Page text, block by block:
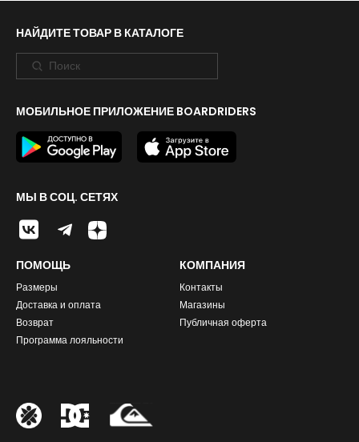
НАЙДИТЕ ТОВАР В КАТАЛОГЕ
МОБИЛЬНОЕ ПРИЛОЖЕНИЕ BOARDRIDERS
МЫ В СОЦ. СЕТЯХ
ПОМОЩЬ
Размеры
Доставка и оплата
Возврат
Программа лояльности
КОМПАНИЯ
Контакты
Магазины
Публичная оферта